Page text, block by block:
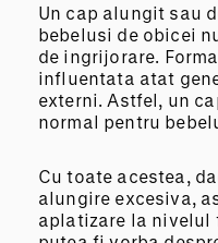
Un cap alungit sau
bebelusi de obicei
de ingrijorare.
influentata atat
externi. Astfel, un
normal pentru
Cu toate acestea,
alungire excesiva,
aplatizare la nivelul